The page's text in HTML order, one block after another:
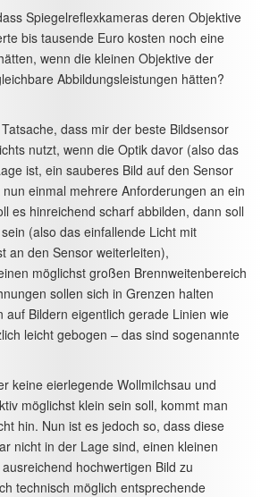
Spiegelreflexkameras deren Objektive
bis tausende Euro kosten noch eine
wenn die kleinen Objektive der
Abbildungsleistungen hätten?
dass mir der beste Bildsensor
nutzt, wenn die Optik davor (also das
ist, ein sauberes Bild auf den Sensor
einmal mehrere Anforderungen an ein
es hinreichend scharf abbilden, dann soll
(also das einfallende Licht mit
an den Sensor weiterleiten),
möglichst großen Brennweitenbereich
sollen sich in Grenzen halten
auf Bildern eigentlich gerade Linien wie
leicht gebogen – das sind sogenannte
keine eierlegende Wollmilchsau und
möglichst klein sein soll, kommt man
hin. Nun ist es jedoch so, dass diese
nicht in der Lage sind, einen kleinen
hochwertigen Bild zu
technisch möglich entsprechende